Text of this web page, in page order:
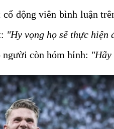
động viên bình luận
"Hy vọng họ sẽ thực hiện
còn hóm hỉnh: "Hãy